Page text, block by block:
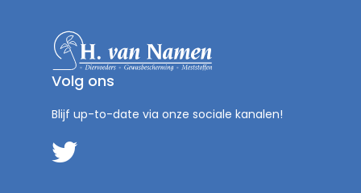
Volg ons
Blijf up-to-date via onze sociale kanalen!